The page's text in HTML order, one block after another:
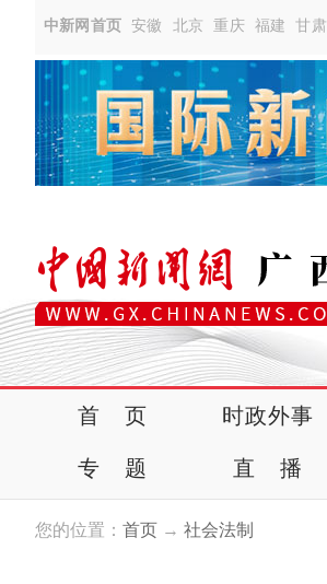
中新网首页 安徽 北京 重庆 福建 甘肃
首 页 时政外事
专 题 直 播
您的位置： 首页 → 社会法制